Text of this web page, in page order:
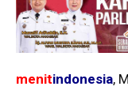
menitindonesia,